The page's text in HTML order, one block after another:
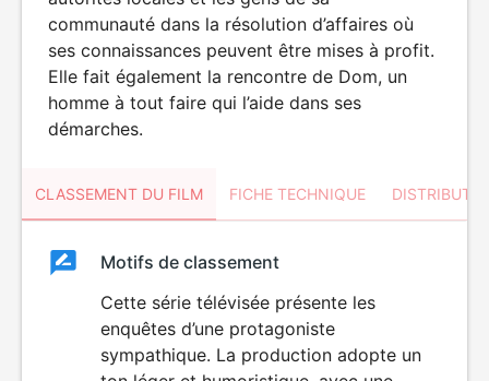
communauté dans la résolution d’affaires où
ses connaissances peuvent être mises à profit.
Elle fait également la rencontre de Dom, un
homme à tout faire qui l’aide dans ses
démarches.
CLASSEMENT DU FILM FICHE TECHNIQUE
ClassementClassement
Motifs de classement
Cette série télévisée présente les
enquêtes d’une protagoniste
sympathique. La production adopte un